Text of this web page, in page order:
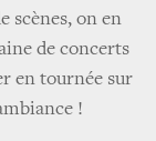
scènes, on en
de concerts
en tournée sur
!